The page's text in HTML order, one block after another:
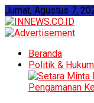
Jumat, Agustus 7,
Beranda
Politik & Hukum